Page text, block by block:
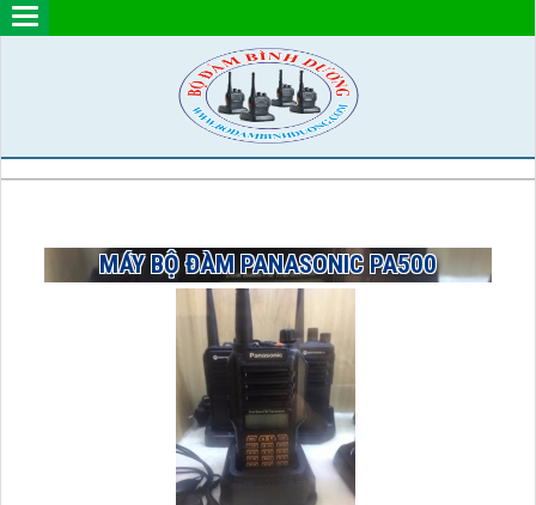
MÁY BỘ ĐÀM PANASONIC PA500